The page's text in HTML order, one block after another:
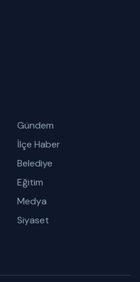
Gündem
İlçe Haber
Belediye
Eğitim
Medya
Siyaset